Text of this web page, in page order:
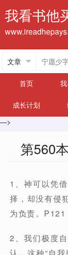
我看书他
首页
成长计划
—>
第560
1、神可以凭
择，却没有侵
为负责。P121
2、我们极度